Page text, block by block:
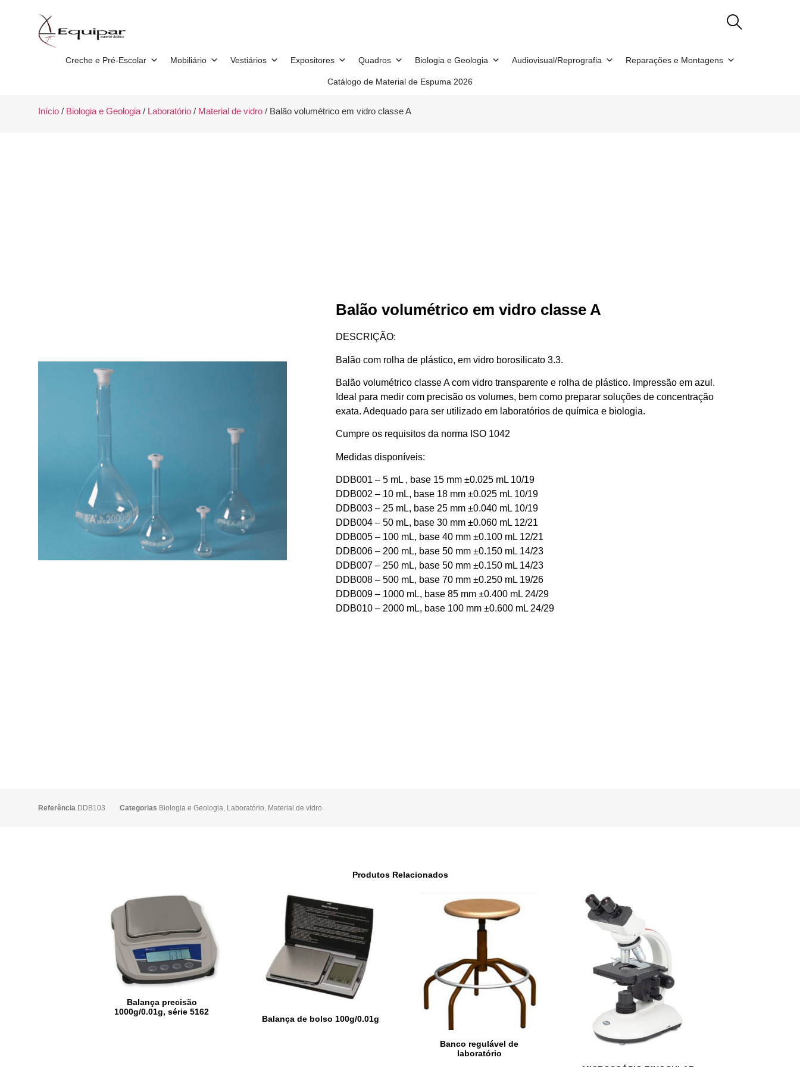
Creche e Pré-Escolar Mobiliário Vestiários Expositores Quadros Biologia e Geologia Audiovisual/Reprografia Reparações e Montagens
Catálogo de Material de Espuma 2026
Início/ Biologia e Geologia/ Laboratório/ Material de vidro/ Balão volumétrico em vidro classe A
Balão volumétrico em vidro classe A
DESCRIÇÃO:
Balão com rolha de plástico, em vidro borosilicato 3.3.
Balão volumétrico classe A com vidro transparente e rolha de plástico. Impressão em azul.
Ideal para medir com precisão os volumes, bem como preparar soluções de concentração
exata. Adequado para ser utilizado em laboratórios de química e biologia.
Cumpre os requisitos da norma ISO 1042
Medidas disponíveis:
DDB001 – 5 mL , base 15 mm ±0.025 mL 10/19
DDB002 – 10 mL, base 18 mm ±0.025 mL 10/19
DDB003 – 25 mL, base 25 mm ±0.040 mL 10/19
DDB004 – 50 mL, base 30 mm ±0.060 mL 12/21
DDB005 – 100 mL, base 40 mm ±0.100 mL 12/21
DDB006 – 200 mL, base 50 mm ±0.150 mL 14/23
DDB007 – 250 mL, base 50 mm ±0.150 mL 14/23
DDB008 – 500 mL, base 70 mm ±0.250 mL 19/26
DDB009 – 1000 mL, base 85 mm ±0.400 mL 24/29
DDB010 – 2000 mL, base 100 mm ±0.600 mL 24/29
Referência DDB103 Categorias Biologia e Geologia, Laboratório, Material de vidro
Produtos Relacionados
Balança precisão
1000g/0.01g, série 5162
Balança de bolso 100g/0.01g
Banco regulável de
laboratório